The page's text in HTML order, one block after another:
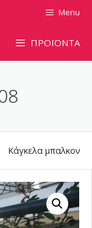
Menu
ΠΡΟΪΟΝΤΑ
Κάγκελα